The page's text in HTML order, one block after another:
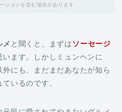
ションを含む場合があります
メ と聞くと、まずはソーセージ
います。しかしミュンヘンに
にも、まだまだあなたが知ら
いるのです。